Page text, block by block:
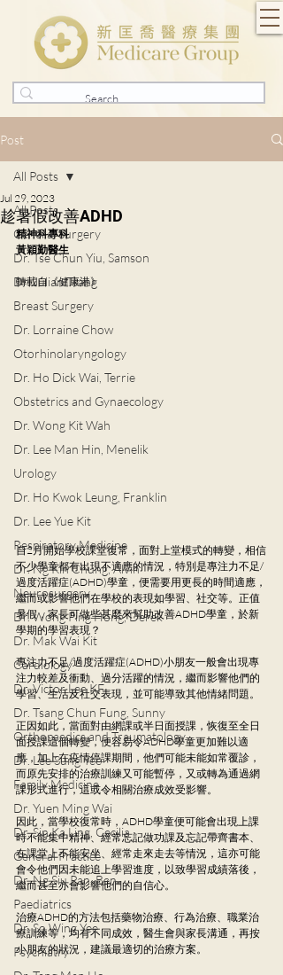
Post
All Posts
General Surgery
Dr. Tse Chun Yiu, Samson
Dr. Julian Tsang
Breast Surgery
Dr. Lorraine Chow
Otorhinolaryngology
Dr. Ho Dick Wai, Terrie
Obstetrics and Gynaecology
Dr. Wong Kit Wah
Dr. Lee Man Hin, Menelik
Urology
Dr. Ho Kwok Leung, Franklin
Dr. Lee Yue Kit
Respiratory Medicine
Dr. Ng Kin Chung, Alvin
Neurosurgery
Dr. Wong Ping Hong, Derek
Dr. Mak Wai Kit
Cardiology
Dr. Victor Lee KF
Dr. Tsang Chun Fung, Sunny
Orthopaedics and Traumatology
Dr. Lee Sung Yee
Family Medicine
Dr. Yuen Ming Wai
Dr. Sin Ka Ling, Cecilia
General Practice
Dr. Ng Siu Pan, Ben
Paediatrics
Dr. So Wing Yee
Psychiatry
All Posts
趁暑假改善ADHD
Jul 29, 2023
精神科專科
黃穎勤醫生
轉載自《健康港》
自2月開始學校課堂復常，面對上堂模式的轉變，相信
不少學童都有出現不適應的情況，特別是專注力不足/
過度活躍症(ADHD)學童，便需要用更長的時間適應，
繼而或影響他們在學校的表現如學習、社交等。正值
暑假，家長可做些甚麼來幫助改善ADHD學童，於新
學期的學習表現？
專注力不足/過度活躍症(ADHD)小朋友一般會出現專
注力較差及衝動、過分活躍的情況，繼而影響他們的
學習、生活及社交表現，並可能導致其他情緒問題。
正因如此，當面對由網課或半日面授課，恢復至全日
面授課這個轉變，便容易令ADHD學童更加難以適
應，加上在疫情停課期間，他們可能未能如常覆診，
而原先安排的治療訓練又可能暫停，又或轉為通過網
課形式進行，這或令相關治療成效受影響。
因此，當學校復常時，ADHD學童便可能會出現上課
時不能集中精神、經常忘記做功課及忘記帶齊書本、
在課堂上不能安坐、經常走來走去等情況，這亦可能
會令他們因未能追上學習進度，以致學習成績落後，
繼而甚至亦會影響他們的自信心。
治療ADHD的方法包括藥物治療、行為治療、職業治
療訓練等，均有不同成效，醫生會與家長溝通，再按
小朋友的狀況，建議最適切的治療方案。